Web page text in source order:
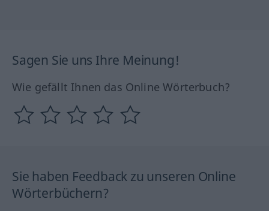
Sagen Sie uns Ihre Meinung!
Wie gefällt Ihnen das Online Wörterbuch?
Sie haben Feedback zu unseren Online
Wörterbüchern?